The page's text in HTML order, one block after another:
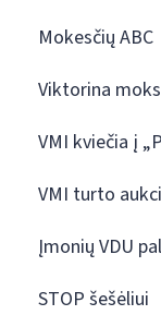
Mokesčių ABC
Viktorina
VMI kviečia į
VMI turto
Įmonių VDU
STOP šešėliui